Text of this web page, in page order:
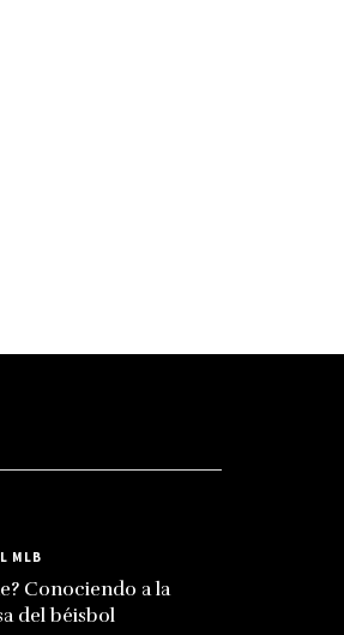
MLB
Conociendo a la
del béisbol